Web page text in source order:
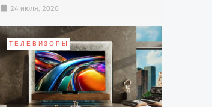
24 июля, 2026
ТЕЛЕВИЗОРЫ